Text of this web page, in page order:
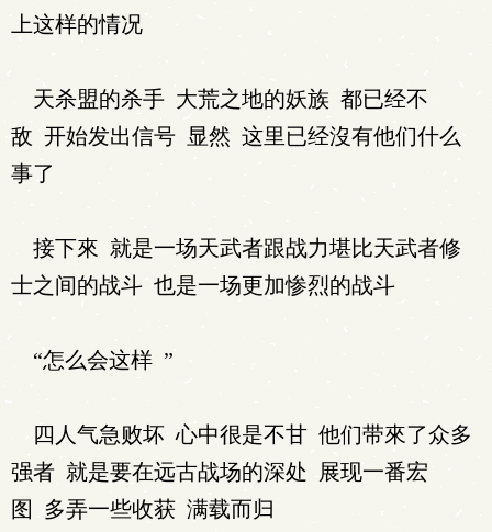
上这样的情况
天杀盟的杀手 大荒之地的妖族 都已经不
敌 开始发出信号 显然 这里已经沒有他们什么
事了
接下來 就是一场天武者跟战力堪比天武者修
士之间的战斗 也是一场更加惨烈的战斗
“怎么会这样 ”
四人气急败坏 心中很是不甘 他们带來了众多
强者 就是要在远古战场的深处 展现一番宏
图 多弄一些收获 满载而归